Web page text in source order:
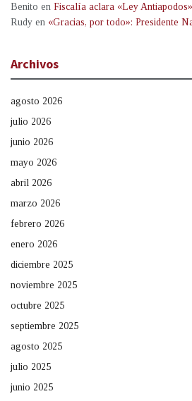
Benito en Fiscalía aclara «Ley
Rudy en «Gracias, por todo»: Presidente
Archivos
agosto 2026
julio 2026
junio 2026
mayo 2026
abril 2026
marzo 2026
febrero 2026
enero 2026
diciembre 2025
noviembre 2025
octubre 2025
septiembre 2025
agosto 2025
julio 2025
junio 2025